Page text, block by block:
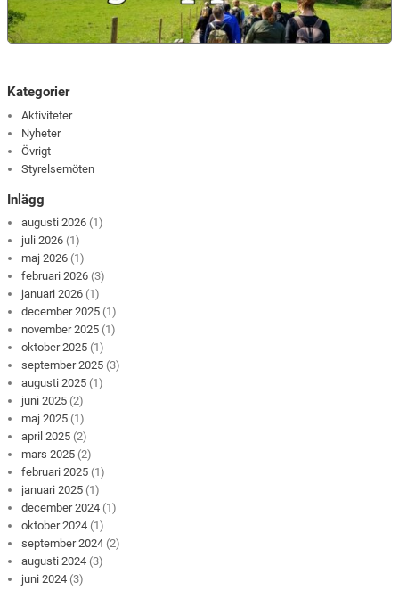
Kategorier
Aktiviteter
Nyheter
Övrigt
Styrelsemöten
Inlägg
augusti 2026 (1)
juli 2026 (1)
maj 2026 (1)
februari 2026 (3)
januari 2026 (1)
december 2025 (1)
november 2025 (1)
oktober 2025 (1)
september 2025 (3)
augusti 2025 (1)
juni 2025 (2)
maj 2025 (1)
april 2025 (2)
mars 2025 (2)
februari 2025 (1)
januari 2025 (1)
december 2024 (1)
oktober 2024 (1)
september 2024 (2)
augusti 2024 (3)
juni 2024 (3)